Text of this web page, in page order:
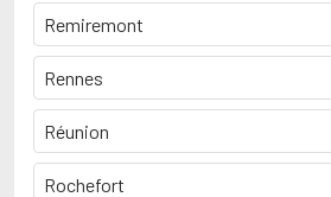
Remiremont
Rennes
Réunion
Rochefort